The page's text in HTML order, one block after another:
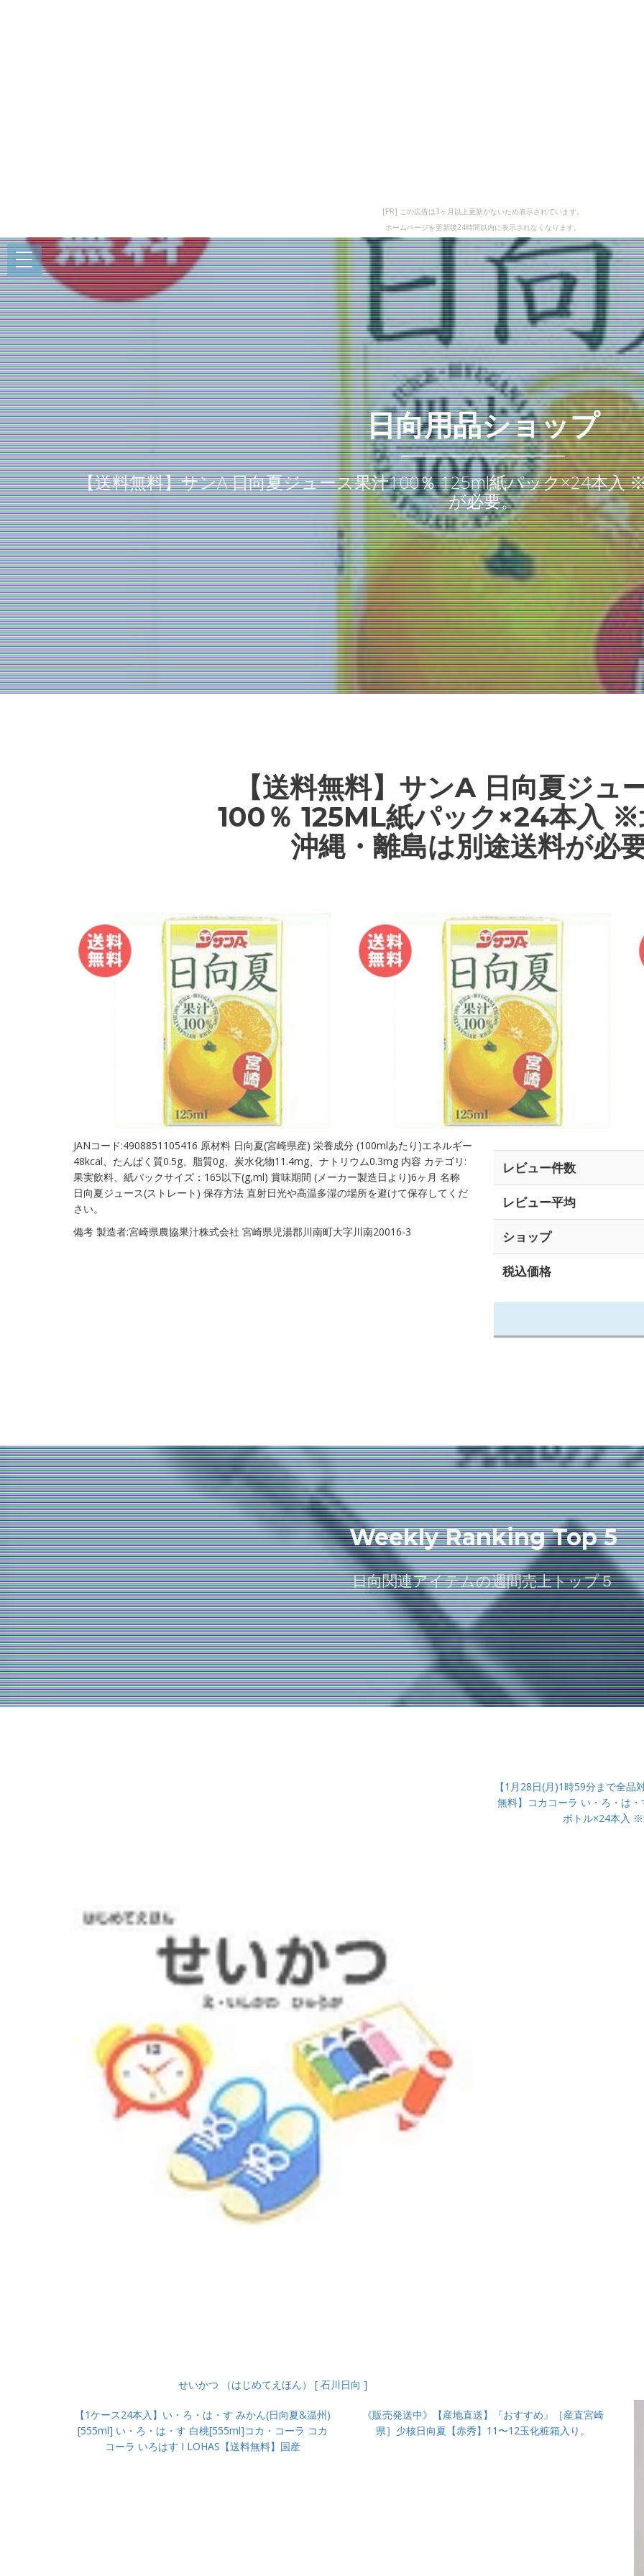
[PR] この広告は3ヶ月以上更新がないため表示されています。
ホームページを更新後24時間以内に表示されなくなります。
日向用品ショップ
【送料無料】サンA 日向夏ジュース果汁100％ 125ml紙パック×24本入
が必要。
【送料無料】サンA 日向夏ジュ
100％ 125ML紙パック×24本入 ※
沖縄・離島は別途送料が必
JANコード:4908851105416 原材料 日向夏(宮崎県産) 栄養成分 (100mlあたり)エネルギー
48kcal、たんぱく質0.5g、脂質0g、炭水化物11.4mg、ナトリウム0.3mg 内容 カテゴリ:
果実飲料、紙パックサイズ：165以下(g,ml) 賞味期間 (メーカー製造日より)6ヶ月 名称
日向夏ジュース(ストレート) 保存方法 直射日光や高温多湿の場所を避けて保存してくだ
さい。
備考 製造者:宮崎県農協果汁株式会社 宮崎県児湯郡川南町大字川南20016-3
レビュー件数
レビュー平均
ショップ
税込価格
Weekly Ranking Top 5
日向関連アイテムの週間売上トップ５
せいかつ （はじめてえほん） [ 石川日向 ]
【1月28日(月)1時59分まで全
無料】コカコーラ い・ろ・は
ボトル×24本入 ※
【1ケース24本入】い・ろ・は・す みかん(日向夏&温州)
[555ml] い・ろ・は・す 白桃[555ml]コカ・コーラ コカ
コーラ いろはす I LOHAS【送料無料】国産
《販売発送中》【産地直送】『おすすめ』［産直宮崎
県］少核日向夏【赤秀】11〜12玉化粧箱入り。